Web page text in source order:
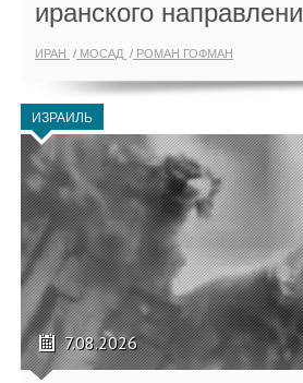
иранского
ИРАН МОСАД РОМАН ГОФМАН
ИЗРАИЛЬ
7.08.2026